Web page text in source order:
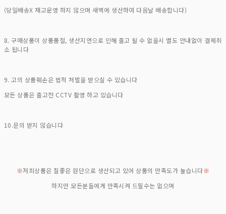
(당일배송X 재고운영 하지 않으며 새벽에 생산하여 다음날 배송합니다)
8. 구매상품이 상품품절, 생산지연으로 인해 출고 될 수 없을시 별도 안내없이 결제취
소 됩니다
9. 고의 상품훼손은 법적 처벌을 받으실 수 있습니다
모든 상품은 출고전 CCTV 촬영 하고 있습니다
10.문의 받지 않습니다
※저희상품은 질좋은 원단으로 생산되고 있어 상품의 만족도가 높습니다※
하지만 모든분들에게 만족시켜 드릴수는 없으며